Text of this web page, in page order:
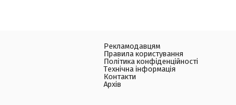
Рекламодавцям
Правила користування
Політика конфіденційності
Технічна інформація
Контакти
Архів